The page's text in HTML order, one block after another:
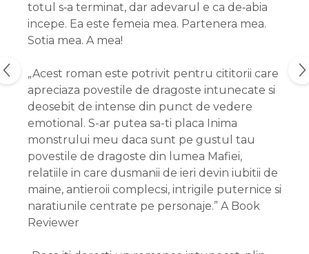
totul s‑a terminat, dar adevarul e ca de‑abia
incepe. Ea este femeia mea. Partenera mea.
Sotia mea. A mea!
„Acest roman este potrivit pentru cititorii care
apreciaza povestile de dragoste intunecate si
deosebit de intense din punct de vedere
emotional. S-ar putea sa-ti placa Inima
monstrului meu daca sunt pe gustul tau
povestile de dragoste din lumea Mafiei,
relatiile in care dusmanii de ieri devin iubitii de
maine, antieroii complecsi, intrigile puternice si
naratiunile centrate pe personaje.” A Book
Reviewer